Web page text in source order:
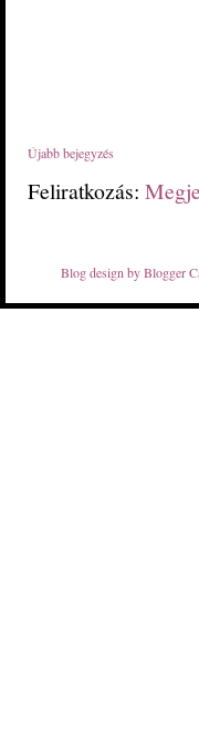
Újabb bejegyzés
Feliratkozás:
Blog design by Blogger